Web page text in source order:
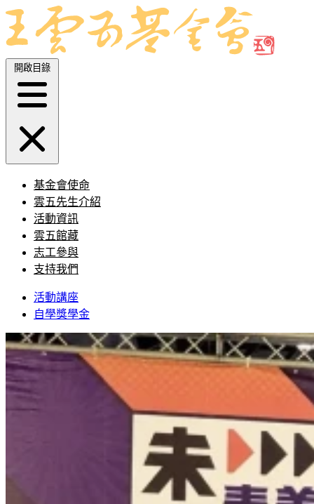
開啟目錄
基金會使命
雲五先生介紹
活動資訊
雲五館藏
志工參與
支持我們
活動講座
自學獎學金